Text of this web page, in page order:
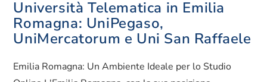
Università Telematica in Emilia
Romagna: UniPegaso,
UniMercatorum e Uni San Raffaele
Emilia Romagna: Un Ambiente Ideale per lo Studio